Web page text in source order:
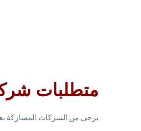
متطلبات
يرجى من الشركات المشاركة